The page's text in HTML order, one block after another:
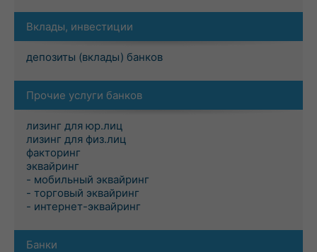
Вклады, инвестиции
депозиты (вклады) банков
Прочие услуги банков
лизинг для юр.лиц
лизинг для физ.лиц
факторинг
эквайринг
- мобильный эквайринг
- торговый эквайринг
- интернет-эквайринг
Банки